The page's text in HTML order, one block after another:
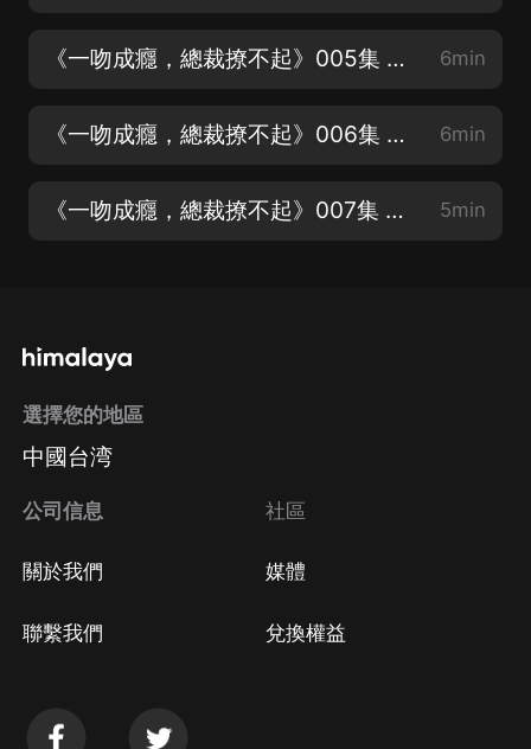
《一吻成癮，總裁撩不起》005集 嫁給我怎麼樣？ 6min
《一吻成癮，總裁撩不起》006集 大姨（1） 6min
《一吻成癮，總裁撩不起》007集 大姨（2） 5min
選擇您的地區
中國台湾
公司信息
關於我們
聯繫我們
社區
媒體
兌換權益